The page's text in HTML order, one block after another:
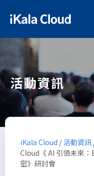
活動資訊
iKala Cloud / 活動資訊
Cloud《 AI 引領未來
密》研討會